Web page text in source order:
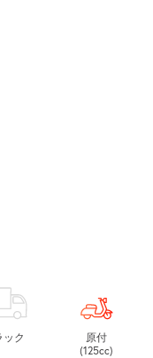
ック
原付
(125cc)